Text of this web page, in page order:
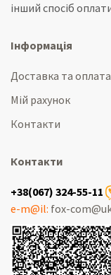
інший спосіб
Інформація
Доставка та оплата
Мій рахунок
Контакти
Контакти
+38(067) 324-55-11
e-m@il: fox-